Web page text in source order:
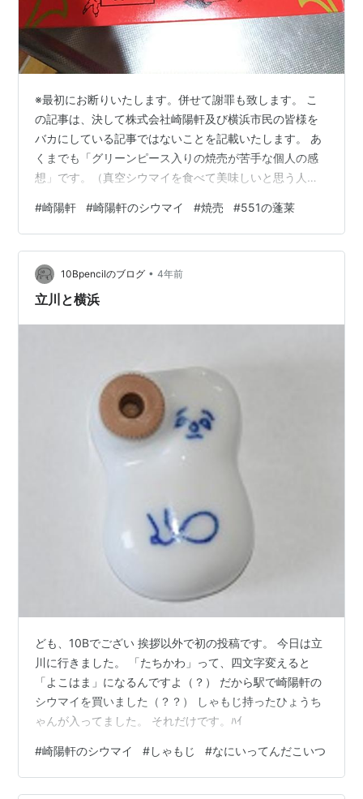
※最初にお断りいたします。併せて謝罪も致します。 こ
の記事は、決して株式会社崎陽軒及び横浜市民の皆様を
バカにしている記事ではないことを記載いたします。 あ
くまでも「グリーンピース入りの焼売が苦手な個人の感
想」です。（真空シウマイを食べて美味しいと思う人も
式会社崎陽軒のご関係者様と全ての横浜市民の皆様には
最初に謝罪いたします。 崎陽軒の真空パック「シュウマ
イ」っておいしいん？ 本当に申し訳ないですが、個人的
には苦手寄りのお味でした…（むしろグリーンピースの
苦い香りがちょっと…） 私は昔から崎陽軒のシウマイ弁
#崎陽軒 #崎陽軒のシウマイ #焼売 #551の蓬莱
10Bpencilのブログ • 4年前
立川と横浜
ども、10Bでござい 挨拶以外で初の投稿です。 今日は立
川に行きました。 「たちかわ」って、四文字変えると
「よこはま」になるんですよ（？） だから駅で崎陽軒の
シウマイを買いました（？？） しゃもじ持ったひょうち
ゃんが入ってました。 それだけです。ﾊｲ
#崎陽軒のシウマイ #しゃもじ #なにいってんだこいつ